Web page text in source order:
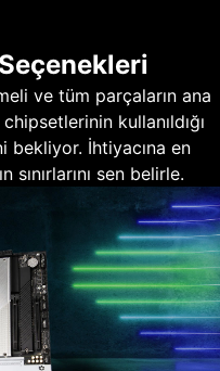
ve tüm parçaların ana
kullanıldığı
bekliyor. İhtiyacına en
sınırlarını sen belirle.